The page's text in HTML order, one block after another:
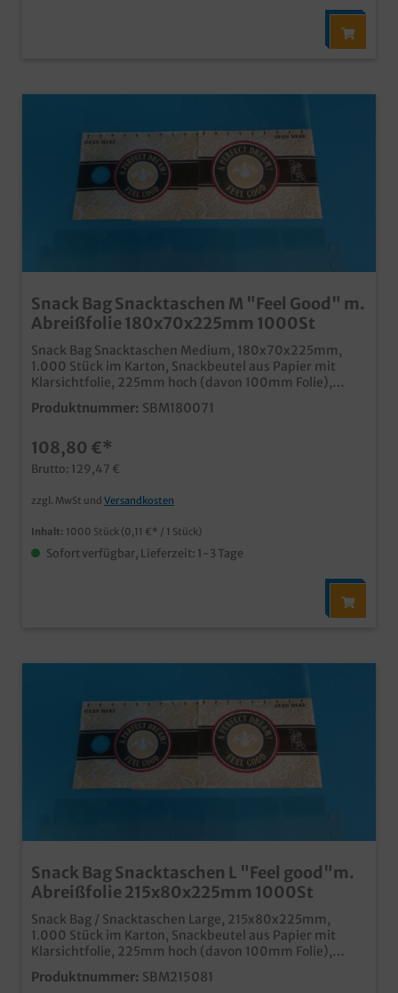
Snack Bag Snacktaschen M "Feel Good" m.
Abreißfolie 180x70x225mm 1000St
Snack Bag Snacktaschen Medium, 180x70x225mm,
1.000 Stück im Karton, Snackbeutel aus Papier mit
Klarsichtfolie, 225mm hoch (davon 100mm Folie),
Folieteil abreißbar, bequemer und sauberer Genuss für
unterwegs im Neutralmotiv "Feel good" FETTDICHT,
"Made in Germany" auch in Ihrem eigenen Motiv
bedruckbar, unser Kundenservice berät Sie gern
Produktnummer: SBM180071
108,80 €*
Brutto: 129,47 €
zzgl. MwSt und Versandkosten
Inhalt: 1000 Stück (0,11 €* / 1 Stück)
Sofort verfügbar, Lieferzeit: 1-3 Tage
Snack Bag Snacktaschen L "Feel good"m.
Abreißfolie 215x80x225mm 1000St
Snack Bag / Snacktaschen Large, 215x80x225mm,
1.000 Stück im Karton, Snackbeutel aus Papier mit
Klarsichtfolie, 225mm hoch (davon 100mm Folie),
Folieteil abreißbar, bequemer und sauberer Genuss für
unterwegs im Neutralmotiv "Feel good" FETTDICHT,
Produktnummer: SBM215081